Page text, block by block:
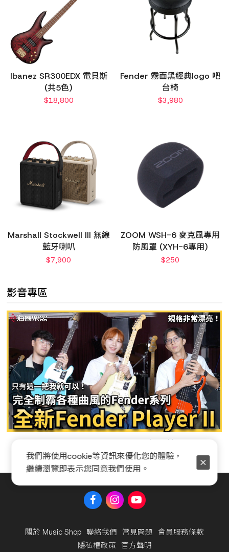
Ibanez SR300EDX 電貝斯
(共5色)
$18,800
Fender 霧面黑經典logo 吧
台椅
$3,980
Marshall Stockwell III 無線
藍牙喇叭
$7,900
ZOOM WSH-6 麥克風專用
防風罩 (XYH-6專用)
$250
影音專區
關於 Music Shop 聯絡我們 常見問題 會員服務條款
隱私權政策 官方聲明
我們將使用cookie等資訊來優化您的體驗，
繼續瀏覽即表示您同意我們使用。